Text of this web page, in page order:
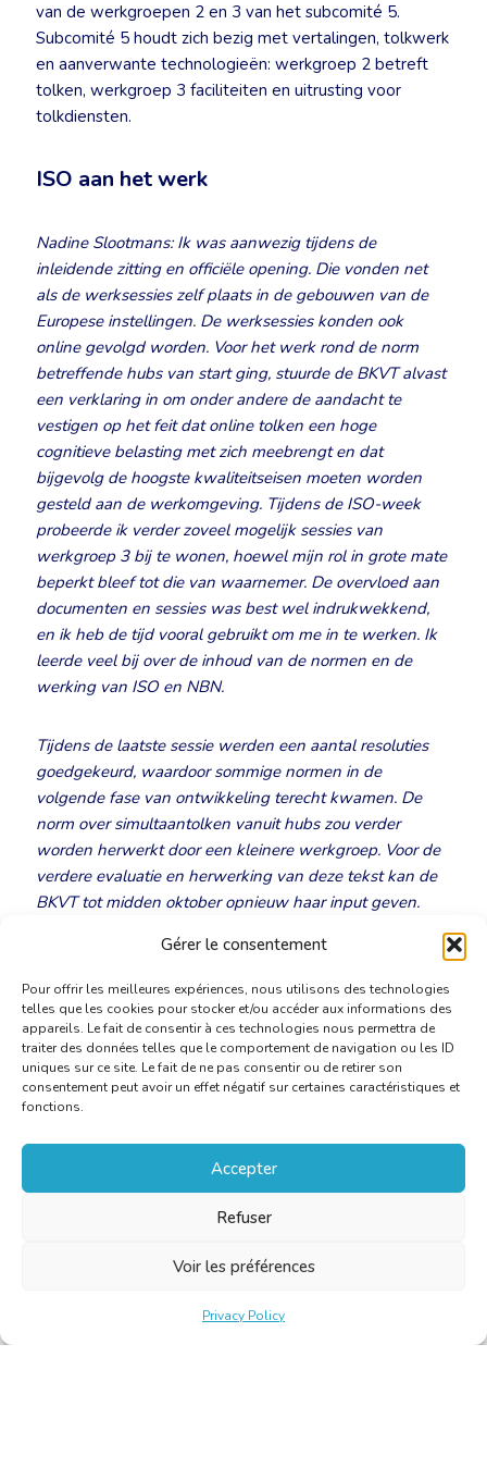
Gérer le consentement
Pour offrir les meilleures expériences, nous utilisons des technologies
telles que les cookies pour stocker et/ou accéder aux informations des
appareils. Le fait de consentir à ces technologies nous permettra de
traiter des données telles que le comportement de navigation ou les ID
uniques sur ce site. Le fait de ne pas consentir ou de retirer son
consentement peut avoir un effet négatif sur certaines caractéristiques et
fonctions.
Accepter
Refuser
Voir les préférences
Privacy Policy
van de werkgroepen 2 en 3 van het subcomité 5.
Subcomité 5 houdt zich bezig met vertalingen, tolkwerk
en aanverwante technologieën: werkgroep 2 betreft
tolken, werkgroep 3 faciliteiten en uitrusting voor
tolkdiensten.
ISO aan het werk
Nadine Slootmans: Ik was aanwezig tijdens de
inleidende zitting en officiële opening. Die vonden net
als de werksessies zelf plaats in de gebouwen van de
Europese instellingen. De werksessies konden ook
online gevolgd worden. Voor het werk rond de norm
betreffende hubs van start ging, stuurde de BKVT alvast
een verklaring in om onder andere de aandacht te
vestigen op het feit dat online tolken een hoge
cognitieve belasting met zich meebrengt en dat
bijgevolg de hoogste kwaliteitseisen moeten worden
gesteld aan de werkomgeving. Tijdens de ISO-week
probeerde ik verder zoveel mogelijk sessies van
werkgroep 3 bij te wonen, hoewel mijn rol in grote mate
beperkt bleef tot die van waarnemer. De overvloed aan
documenten en sessies was best wel indrukwekkend,
en ik heb de tijd vooral gebruikt om me in te werken. Ik
leerde veel bij over de inhoud van de normen en de
werking van ISO en NBN.
Tijdens de laatste sessie werden een aantal resoluties
goedgekeurd, waardoor sommige normen in de
volgende fase van ontwikkeling terecht kwamen. De
norm over simultaantolken vanuit hubs zou verder
worden herwerkt door een kleinere werkgroep. Voor de
verdere evaluatie en herwerking van deze tekst kan de
BKVT tot midden oktober opnieuw haar input geven.
altijd contact opnemen met het Forum Conferentietolken!